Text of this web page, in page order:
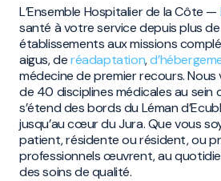
L’Ensemble Hospitalier de la Côte —
santé à votre service depuis plus
établissements aux missions
aigus, deréadaptation,
médecine de premier recours.
de 40 disciplines médicales au sein
s’étend des bords du Léman
jusqu’au cœur du Jura. Que vous
patient, résidente ou résident, ou
professionnels œuvrent, au
des soins de qualité.